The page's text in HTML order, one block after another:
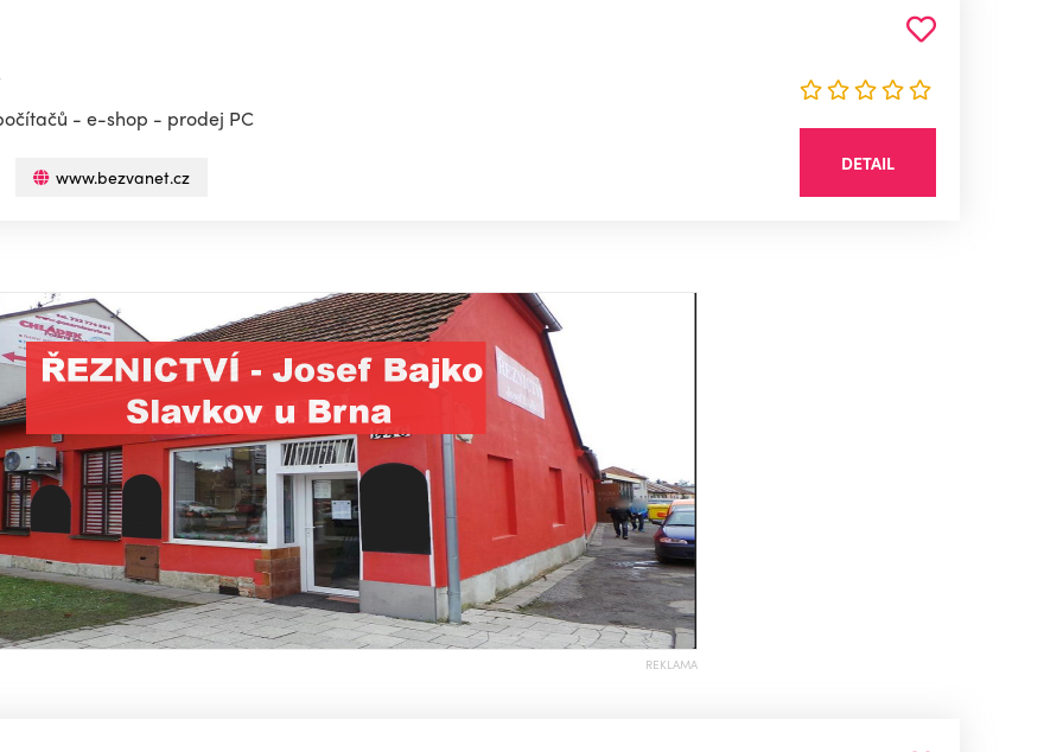
- e-shop - prodej PC
www.bezvanet.cz
DETAIL
REKLAMA